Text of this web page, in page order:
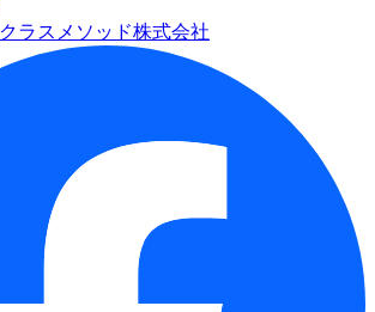
クラスメソッド株式会社